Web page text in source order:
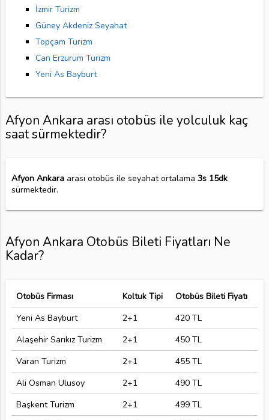
İzmir Turizm
Güney Akdeniz Seyahat
Topçam Turizm
Can Erzurum Turizm
Yeni As Bayburt
Afyon Ankara arası otobüs ile yolculuk kaç
saat sürmektedir?
Afyon Ankaraarası otobüs ile seyahat ortalama 3s 15dk
sürmektedir.
Afyon Ankara Otobüs Bileti Fiyatları Ne
Kadar?
Otobüs Firması Koltuk Tipi
Otobüs Bileti Fiyatı
Yeni As Bayburt
2+1
420 TL
Alaşehir Sarıkız Turizm
2+1
450 TL
Varan Turizm
2+1
455 TL
Ali Osman Ulusoy
2+1
490 TL
Başkent Turizm
2+1
499 TL